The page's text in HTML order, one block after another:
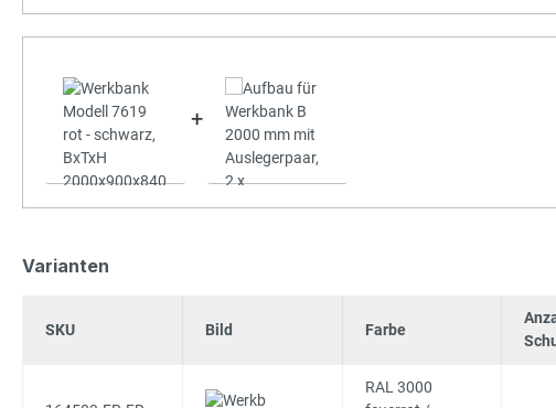
+
Varianten
SKU Bild Farbe
RAL 3000